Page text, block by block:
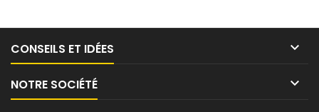
CONSEILS ET IDÉES 
NOTRE SOCIÉTÉ 